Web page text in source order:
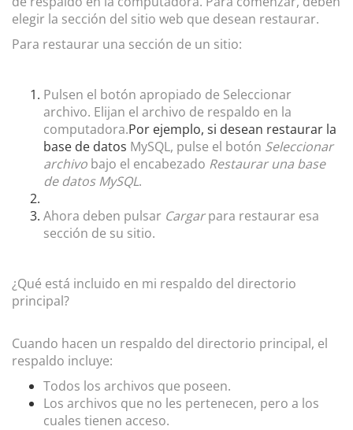
elegir la sección del sitio web que desean restaurar.
Para restaurar una sección de un sitio:
Pulsen el botón apropiado de Seleccionar
archivo. Elijan el archivo de respaldo en la
computadora.Por ejemplo, si desean restaurar la
base de datos MySQL, pulse el botón Seleccionar
archivo bajo el encabezado Restaurar una base
de datos MySQL.
Ahora deben pulsar Cargarpara restaurar esa
sección de su sitio.
¿Qué está incluido en mi respaldo del directorio
principal?
Cuando hacen un respaldo del directorio principal, el
respaldo incluye:
Todos los archivos que poseen.
Los archivos que no les pertenecen, pero a los
cuales tienen acceso.